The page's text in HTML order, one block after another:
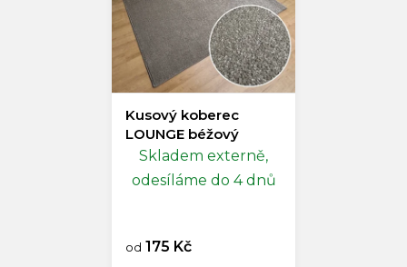
Kusový koberec
LOUNGE béžový
Skladem externě,
odesíláme do 4 dnů
od 175 Kč